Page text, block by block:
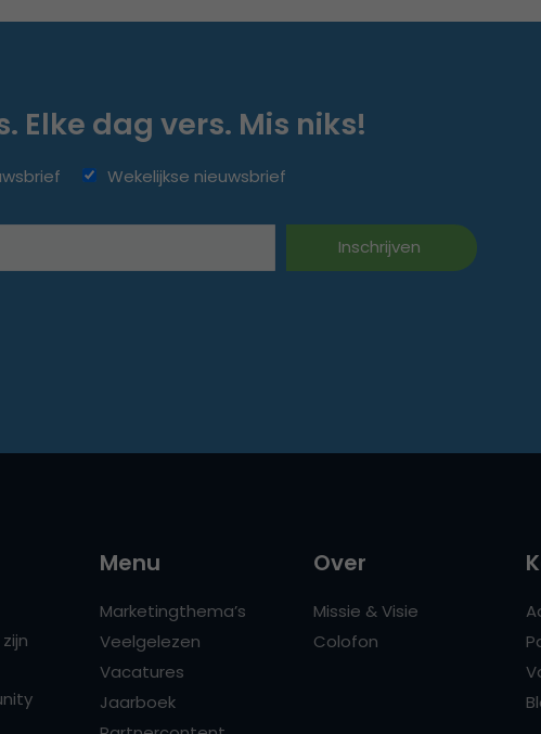
Elke dag vers. Mis niks!
Wekelijkse nieuwsbrief
Menu
Marketingthema’s
Veelgelezen
Vacatures
Jaarboek
Over
Missie & Visie
Colofon